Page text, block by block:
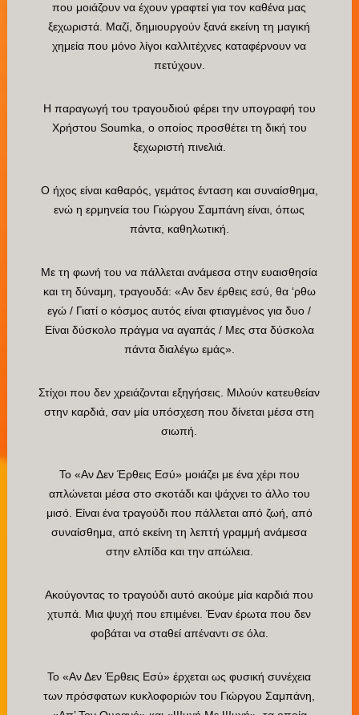
που μοιάζουν να έχουν γραφτεί για τον καθένα μας
ξεχωριστά. Μαζί, δημιουργούν ξανά εκείνη τη μαγική
χημεία που μόνο λίγοι καλλιτέχνες καταφέρνουν να
πετύχουν.
Η παραγωγή του τραγουδιού φέρει την υπογραφή του
Χρήστου Soumka, ο οποίος προσθέτει τη δική του
ξεχωριστή πινελιά.
Ο ήχος είναι καθαρός, γεμάτος ένταση και συναίσθημα,
ενώ η ερμηνεία του Γιώργου Σαμπάνη είναι, όπως
πάντα, καθηλωτική.
Με τη φωνή του να πάλλεται ανάμεσα στην ευαισθησία
και τη δύναμη, τραγουδά: «Αν δεν έρθεις εσύ, θα ‘ρθω
εγώ / Γιατί ο κόσμος αυτός είναι φτιαγμένος για δυο /
Είναι δύσκολο πράγμα να αγαπάς / Μες στα δύσκολα
πάντα διαλέγω εμάς».
Στίχοι που δεν χρειάζονται εξηγήσεις. Μιλούν κατευθείαν
στην καρδιά, σαν μία υπόσχεση που δίνεται μέσα στη
σιωπή.
Το «Αν Δεν Έρθεις Εσύ» μοιάζει με ένα χέρι που
απλώνεται μέσα στο σκοτάδι και ψάχνει το άλλο του
μισό. Είναι ένα τραγούδι που πάλλεται από ζωή, από
συναίσθημα, από εκείνη τη λεπτή γραμμή ανάμεσα
στην ελπίδα και την απώλεια.
Ακούγοντας το τραγούδι αυτό ακούμε μία καρδιά που
χτυπά. Μια ψυχή που επιμένει. Έναν έρωτα που δεν
φοβάται να σταθεί απέναντι σε όλα.
Το «Αν Δεν Έρθεις Εσύ» έρχεται ως φυσική συνέχεια
των πρόσφατων κυκλοφοριών του Γιώργου Σαμπάνη,